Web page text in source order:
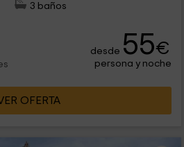
3 baños
desde 55€
persona y noche
OFERTA